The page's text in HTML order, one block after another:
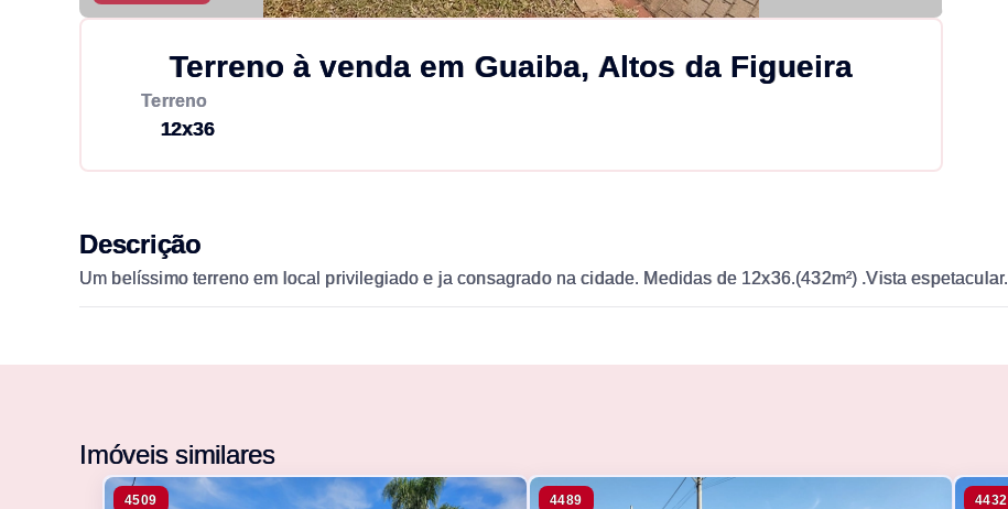
Terreno à venda em Guaiba, Altos da Figueira
Terreno
12x36
Descrição
Um belíssimo terreno em local privilegiado e ja consagrado na cidade. Medidas de 12x36.(432m²) .Vista espetacular.
Imóveis similares
4509 4489 4432